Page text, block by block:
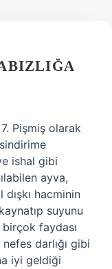
Pişmiş olarak
ishal gibi
ayva,
hacminin
suyunu
faydası
darlığı gibi
iyi geldiği